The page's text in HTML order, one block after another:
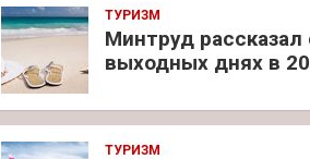
ТУРИЗМ
Минтруд рассказал
выходных днях в
ТУРИЗМ